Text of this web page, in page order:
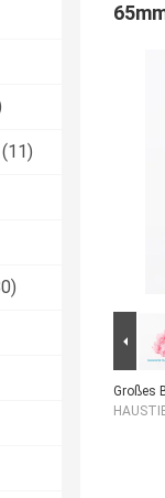
(11)
Großes